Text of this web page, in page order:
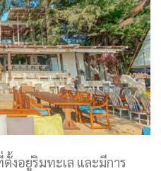
งอยู่ริมทะเล และมีการ